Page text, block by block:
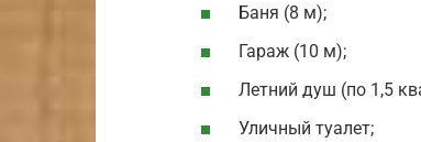
Баня (8 м);
Гараж (10 м);
Летний душ (по 1,5
Уличный туалет;